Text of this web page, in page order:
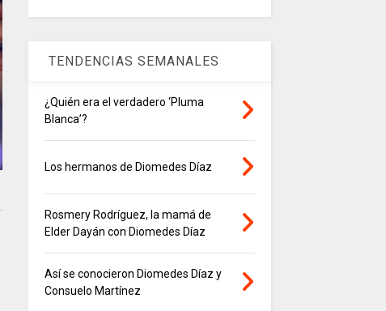
TENDENCIAS SEMANALES
¿Quién era el verdadero ‘Pluma
Blanca’?
Los hermanos de Diomedes Díaz
Rosmery Rodríguez, la mamá de
Elder Dayán con Diomedes Díaz
Así se conocieron Diomedes Díaz y
Consuelo Martínez